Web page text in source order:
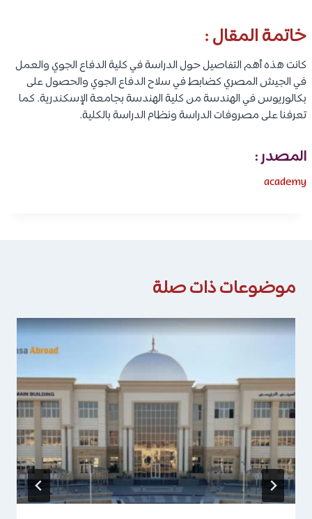
خاتمة المقال :
كانت هذه أهم التفاصيل حول الدراسة في كلية الدفاع الجوي والعمل
في الجيش المصري كضابط في سلاح الدفاع الجوي والحصول على
بكالوريوس في الهندسة من كلية الهندسة بجامعة الإسكندرية. كما
تعرفنا على مصروفات الدراسة ونظام الدراسة بالكلية.
المصدر :
academy
موضوعات ذات صلة